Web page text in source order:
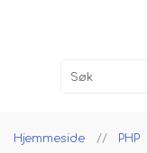
Hjemmeside PHP